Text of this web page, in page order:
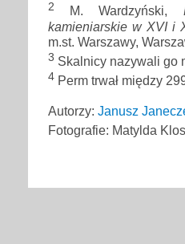
2 M. Wardzyński,
kamieniarskie w XVI i
m.st. Warszawy,
3 Skalnicy nazywali go
4 Perm trwał między
Autorzy: Janusz
Fotografie: Matylda Klos